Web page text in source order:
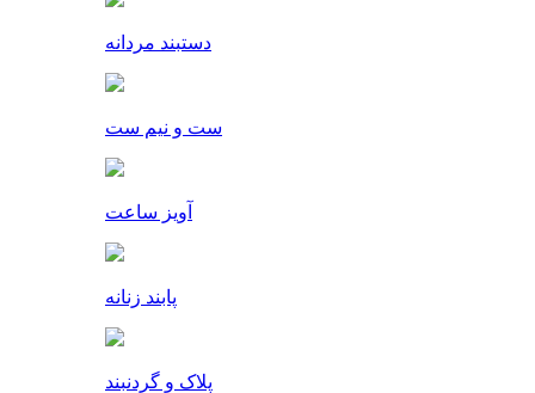
دستبند مردانه
ست و نیم ست
آویز ساعت
پابند زنانه
پلاک و گردنبند